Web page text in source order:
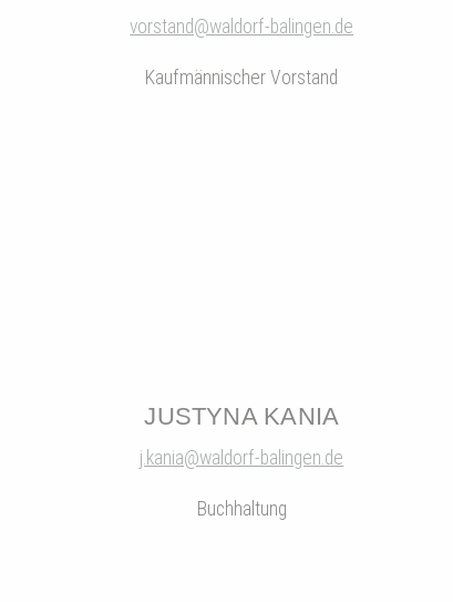
vorstand@waldorf-balingen.de
Kaufmännischer Vorstand
JUSTYNA KANIA
j.kania@waldorf-balingen.de
Buchhaltung